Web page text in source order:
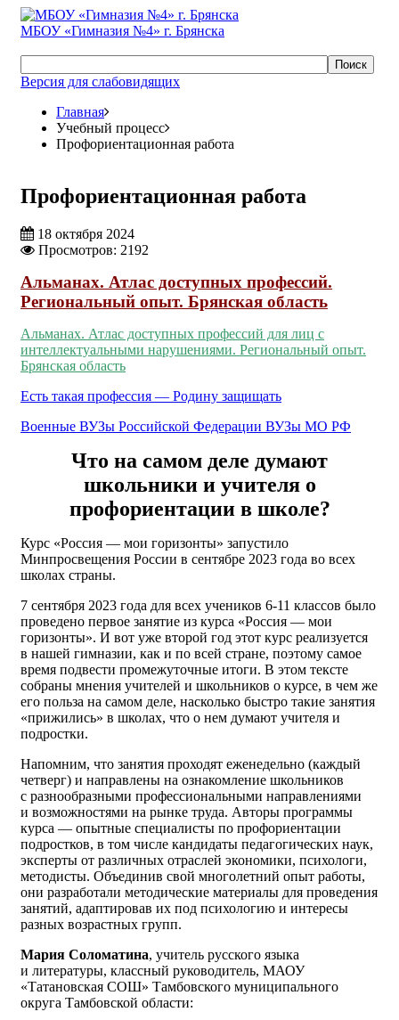
МБОУ «Гимназия №4» г. Брянска
Поиск
Версия для слабовидящих
Главная
Учебный процесс
Профориентационная работа
Профориентационная работа
18 октября 2024
Просмотров: 2192
Альманах. Атлас доступных профессий.
Региональный опыт. Брянская область
Альманах. Атлас доступных профессий для лиц с
интеллектуальными нарушениями. Региональный опыт.
Брянская область
Есть такая профессия — Родину защищать
Военные ВУЗы Российской Федерации ВУЗы МО РФ
Что на самом деле думают
школьники и учителя о
профориентации в школе?
Курс «Россия — мои горизонты» запустило
Минпросвещения России в сентябре 2023 года во всех
школах страны.
7 сентября 2023 года для всех учеников 6-11 классов было
проведено первое занятие из курса «Россия — мои
горизонты». И вот уже второй год этот курс реализуется
в нашей гимназии, как и по всей стране, поэтому самое
время подвести промежуточные итоги. В этом тексте
собраны мнения учителей и школьников о курсе, в чем же
его польза на самом деле, насколько быстро такие занятия
«прижились» в школах, что о нем думают учителя и
подростки.
Напомним, что занятия проходят еженедельно (каждый
четверг) и направлены на ознакомление школьников
с разнообразными профессиональными направлениями
и возможностями на рынке труда. Авторы программы
курса — опытные специалисты по профориентации
подростков, в том числе кандидаты педагогических наук,
эксперты от различных отраслей экономики, психологи,
методисты. Объединив свой многолетний опыт работы,
они разработали методические материалы для проведения
занятий, адаптировав их под психологию и интересы
разных возрастных групп.
Мария Соломатина, учитель русского языка
и литературы, классный руководитель, МАОУ
«Татановская СОШ» Тамбовского муниципального
округа Тамбовской области: